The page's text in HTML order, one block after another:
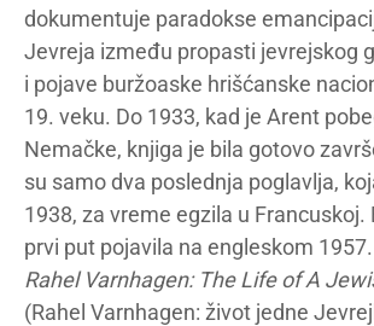
dokumentuje paradokse
Jevreja između propasti jevrejskog
i pojave buržoaske hrišćanske
19. veku. Do 1933, kad je Arent
Nemačke, knjiga je bila gotovo
su samo dva poslednja poglavlja,
1938, za vreme egzila u Francuskoj.
prvi put pojavila na engleskom
Rahel Varnhagen: The Life of A
(Rahel Varnhagen: život jedne